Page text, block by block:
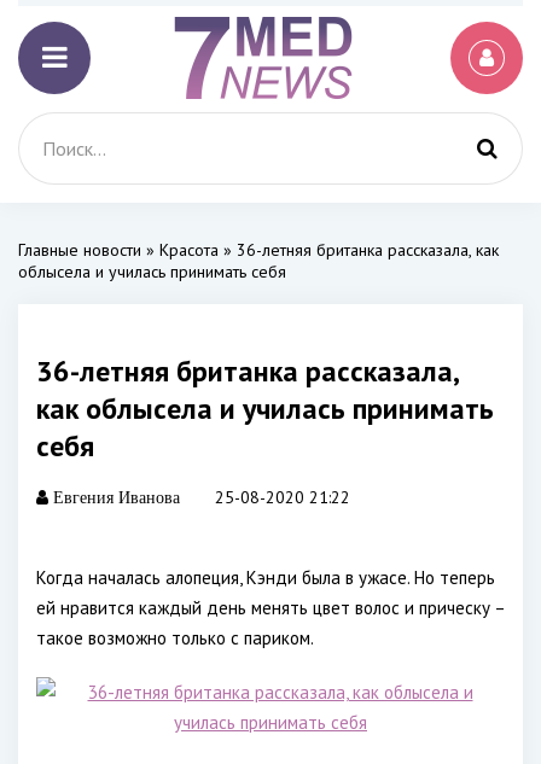
Главные новости » Красота » 36-летняя британка рассказала, как
облысела и училась принимать себя
36-летняя британка рассказала,
как облысела и училась принимать
себя
Евгения Иванова 25-08-2020 21:22
Когда началась алопеция, Кэнди была в ужасе. Но теперь
ей нравится каждый день менять цвет волос и прическу –
такое возможно только с париком.